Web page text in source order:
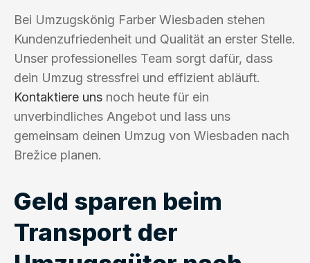
Bei Umzugskönig Farber Wiesbaden stehen
Kundenzufriedenheit und Qualität an erster Stelle.
Unser professionelles Team sorgt dafür, dass
dein Umzug stressfrei und effizient abläuft.
Kontaktiere uns noch heute für ein
unverbindliches Angebot und lass uns
gemeinsam deinen Umzug von Wiesbaden nach
Brežice planen.
Geld sparen beim
Transport der